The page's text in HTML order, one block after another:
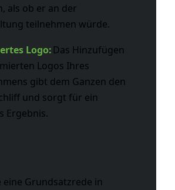
als ob er an der
teilnehmen würde.
Logo: Das Hinzufügen
Logos Ihres
gibt dem Ganzen den
und sorgt für ein
Ergebnis.
eine Grundsatzrede in